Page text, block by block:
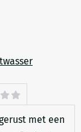
met een